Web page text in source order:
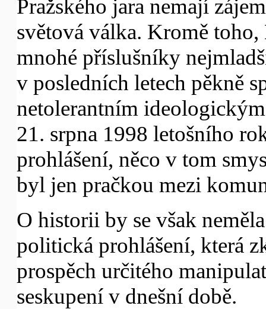
Pražského jara nemají
světová válka. Kromě toho,
mnohé příslušníky
v posledních letech pěkně
netolerantním
21. srpna 1998 letošního
prohlášení, něco v tom
byl jen pračkou mezi
O historii by se však
politická prohlášení, která
prospěch určitého
seskupení v dnešní době.